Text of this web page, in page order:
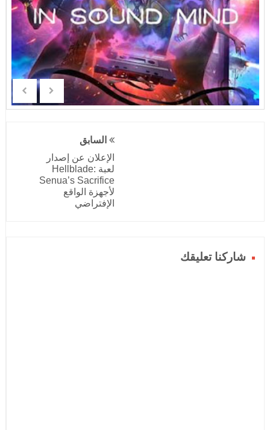
السابق
الإعلان عن إصدار
لعبة Hellblade:
Senua’s Sacrifice
لأجهزة الواقع
الإفتراضي
شاركنا تعليقك